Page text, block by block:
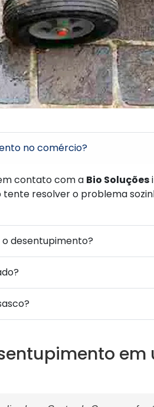
no comércio?
contato com a Bio Soluções
resolver o problema
desentupimento?